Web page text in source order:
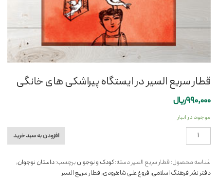
قطار سریع السیر در ایستگاه پیراشکی های خانگی
990,000ریال
موجود در انبار
سریع
در
ایستگاه
افزودن به سبد خرید
شناسه محصول: قطار سریع السیردسته:کودک و نوجوان برچسب:داستان نوجوان,
دفتر نشر فرهنگ اسلامی, ‌فروغ علی شاهرودی, قطار سریع السیر